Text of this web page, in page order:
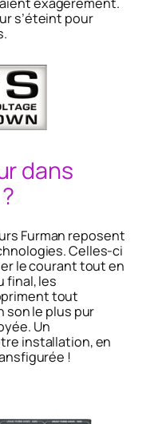
exagérément.
s’éteint pour
dans
Furman reposent
Celles-ci
le courant tout en
final, les
tout
son le plus pur
Un
installation, en
!